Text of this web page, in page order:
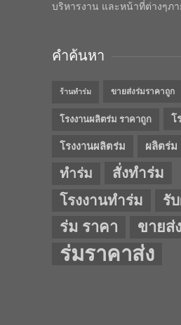
บริหารงาน และหน้าที่ต่างๆภา
คำค้นหา
ร้านทำร่ม ขายส่งร่มราคาถูก
โรงงานผลิตร่ม ราคาถูก โ
โรงงานผลิตร่ม ผลิตร่ม
ทำร่ม
สั่งทำร่ม
โรงงานทำร่ม
รั
ร่ม ราคา ขายส่
ร่มราคาส่ง